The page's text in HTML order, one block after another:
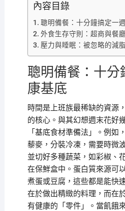
內容目錄
聰明備餐：十分鐘搞定一
外食生存守則：超商與餐
壓力與睡眠：被忽略的減
聰明備餐：十分
康基底
時間是上班族最稀缺的資源
的核心。與其幻想週末花好
「基底食材準備法」。例如
藜麥，分裝冷凍，需要時微
並切好多種蔬菜，如彩椒、
在保鮮盒中。蛋白質來源可
煮蛋或豆腐，這些都是能快
在於做出精緻的料理，而在
有健康的「零件」。當飢餓